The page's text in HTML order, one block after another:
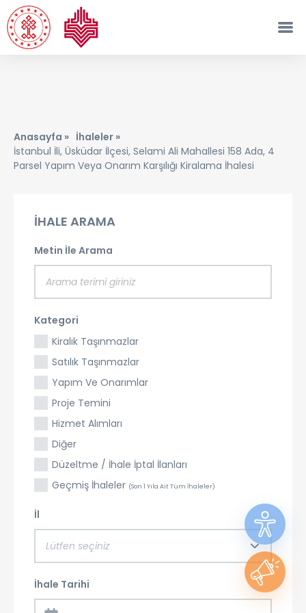
Anasayfa » İhaleler »
İstanbul İli, Üsküdar İlçesi, Selami Ali Mahallesi 158 Ada, 4
Parsel Yapım Veya Onarım Karşılığı Kiralama İhalesi
İHALE ARAMA
Metin İle Arama
Kategori
Kiralık Taşınmazlar
Satılık Taşınmazlar
Yapım Ve Onarımlar
Proje Temini
Hizmet Alımları
Diğer
Düzeltme / İhale İptal İlanları
Geçmiş İhaleler (Son 1 Yıla Ait Tüm İhaleler)
İl
Lütfen seçiniz
İhale Tarihi